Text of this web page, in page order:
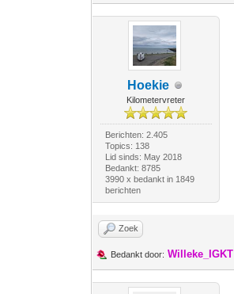
Hoekie
Kilometervreter
Berichten: 2.405
Topics: 138
Lid sinds: May 2018
Bedankt: 8785
3990 x bedankt in 1849
berichten
Zoek
Bedankt door: Willeke_IGKT